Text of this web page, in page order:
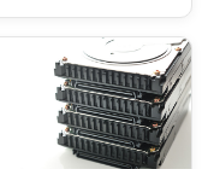
方法やポイント